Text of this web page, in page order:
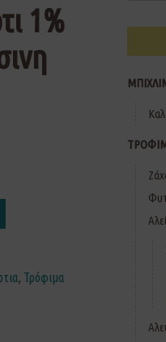
1%
, Τρόφιμα